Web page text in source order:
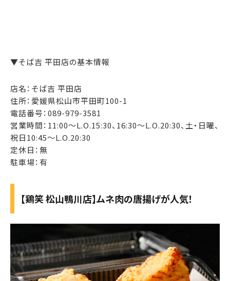
▼そば吉 平田店の基本情報
店名：そば吉 平田店
住所：愛媛県松山市平田町100-1
電話番号：089-979-3581
営業時間：11:00～L.O.15:30、16:30～L.O.20:30、土・日曜、
祝日10:45～L.O.20:30
定休日：無
駐車場：有
【鶏笑 松山鴨川店】ムネ肉の唐揚げが人気！